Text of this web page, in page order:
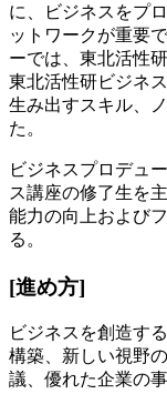
に、ビジネスをプ
ットワークが重要
ーでは、東北活性
東北活性研ビジネ
生み出すスキル、
た。
ビジネスプロデュ
ス講座の修了生を
能力の向上および
る。
[進め方]
ビジネスを創造す
構築、新しい視野
議、優れた企業の